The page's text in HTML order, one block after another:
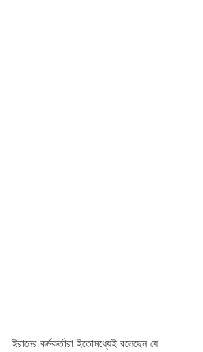
ইরানের কর্মকর্তারা ইতোমধ্যেই বলেছেন যে